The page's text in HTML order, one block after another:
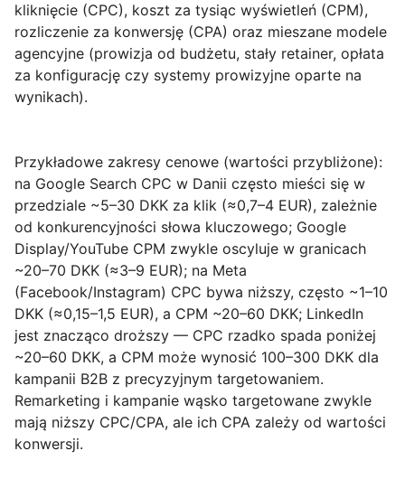
kliknięcie (CPC), koszt za tysiąc wyświetleń (CPM),
rozliczenie za konwersję (CPA) oraz mieszane modele
agencyjne (prowizja od budżetu, stały retainer, opłata
za konfigurację czy systemy prowizyjne oparte na
wynikach).
Przykładowe zakresy cenowe (wartości przybliżone):
na Google Search CPC w Danii często mieści się w
przedziale ~5–30 DKK za klik (≈0,7–4 EUR), zależnie
od konkurencyjności słowa kluczowego; Google
Display/YouTube CPM zwykle oscyluje w granicach
~20–70 DKK (≈3–9 EUR); na Meta
(Facebook/Instagram) CPC bywa niższy, często ~1–10
DKK (≈0,15–1,5 EUR), a CPM ~20–60 DKK; LinkedIn
jest znacząco droższy — CPC rzadko spada poniżej
~20–60 DKK, a CPM może wynosić 100–300 DKK dla
kampanii B2B z precyzyjnym targetowaniem.
Remarketing i kampanie wąsko targetowane zwykle
mają niższy CPC/CPA, ale ich CPA zależy od wartości
konwersji.